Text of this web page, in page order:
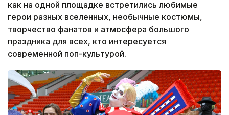
как на одной площадке встретились любимые
герои разных вселенных, необычные костюмы,
творчество фанатов и атмосфера большого
праздника для всех, кто интересуется
современной поп-культурой.